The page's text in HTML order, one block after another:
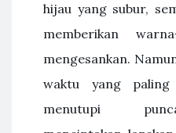
hijau yang subur,
memberikan
mengesankan.
waktu yang
menutupi